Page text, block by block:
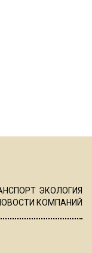
ЭКОЛОГИЯ
КОМПАНИЙ